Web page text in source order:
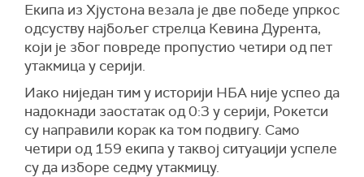
Екипа из Хјустона везала је две победе упркос
одсуству најбољег стрелца Кевина Дурента,
који је због повреде пропустио четири од пет
утакмица у серији.
Иако ниједан тим у историји НБА није успео да
надокнади заостатак од 0:3 у серији, Рокетси
су направили корак ка том подвигу. Само
четири од 159 екипа у таквој ситуацији успеле
су да изборе седму утакмицу.